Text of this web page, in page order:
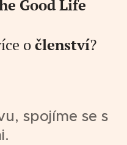
Good Life
očlenství?
spojíme se s